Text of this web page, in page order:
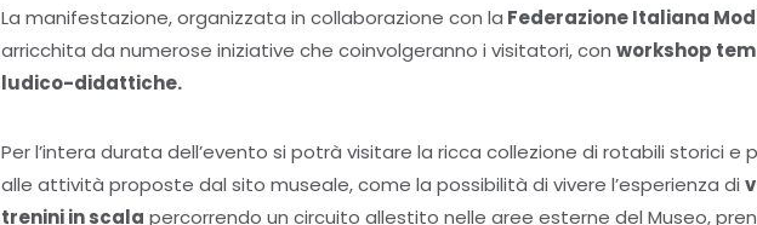
La manifestazione, organizzata in collaborazione con la Federazione Italiana
arricchita da numerose iniziative che coinvolgeranno i visitatori, con workshop
ludico-didattiche.
Per l’intera durata dell’evento si potrà visitare la ricca collezione di rotabili storici e
alle attività proposte dal sito museale, come la possibilità di vivere l’esperienza di
trenini in scala percorrendo un circuito allestito nelle aree esterne del Museo,